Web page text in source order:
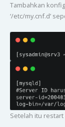
Tambahkan
‘/etc/my.cnf.d’
Setelah itu